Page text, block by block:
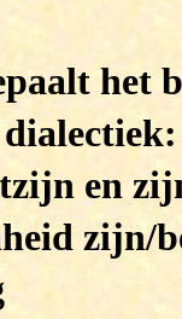
het
en
zijn/